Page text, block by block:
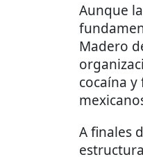
Aunque
Madero
cocaína
A finales